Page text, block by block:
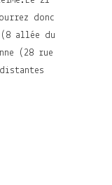
donc
(8 allée du
(28 rue